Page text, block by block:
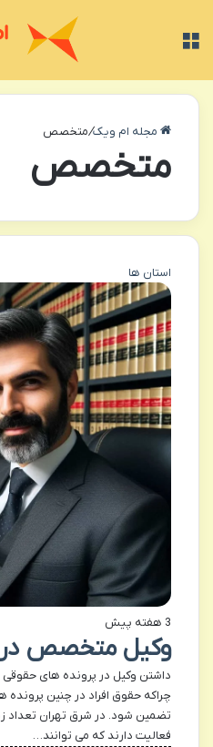
مجله ام ویک/متخصص
متخصص
استان ها
3 هفته پیش
وکیل متخصص در
داشتن وکیل در پرونده های
چراکه حقوق افراد در چنین
تضمین شود. در شرق تهران تعداد
فعالیت دارند که می توانند…